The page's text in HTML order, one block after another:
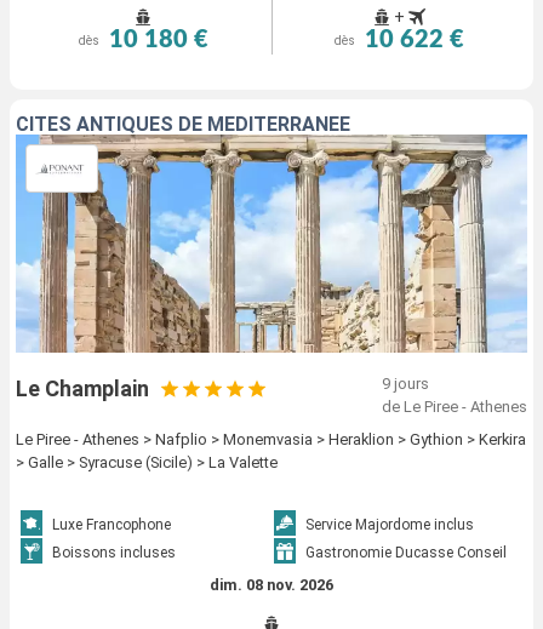
dès 10 180 €
+
dès 10 622 €
CITÉS ANTIQUES DE MÉDITERRANÉE
Le Champlain
9 jours
de Le Piree - Athenes
Le Piree - Athenes > Nafplio > Monemvasia > Heraklion > Gythion > Kerkira
> Galle > Syracuse (Sicile) > La Valette
Luxe Francophone
Service Majordome inclus
Boissons incluses
Gastronomie Ducasse Conseil
dim. 08 nov. 2026